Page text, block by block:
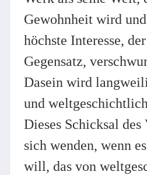
Gewohnheit wird
höchste Interesse,
Gegensatz,
Dasein wird
und
Dieses Schicksal des
sich wenden, wenn
will, das von